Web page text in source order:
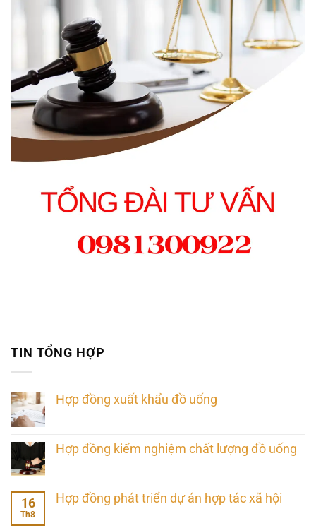
TIN TỔNG HỢP
Hợp đồng xuất khẩu đồ uống
Hợp đồng kiểm nghiệm chất lượng đồ uống
16
Th8
Hợp đồng phát triển dự án hợp tác xã hội